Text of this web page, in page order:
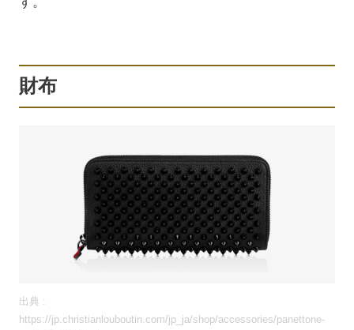
財布
出典 :
https://jp.christianlouboutin.com/jp_ja/shop/accessories/panettone-